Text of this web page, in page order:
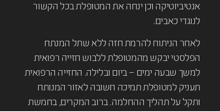
אנטיביוטיקה וכן ינחה את המטופלת בכל הקשור
לנוגדי כאבים.
לאחר הניתוח להרמת חזה ללא שתל המנתח
הפלסטי יבקש מהמטופלת ללבוש חזייה רפואית
למשך שבעה ימים – ביום ובלילה. החזייה הרפואית
תעניק למטופלת תמיכה חשובה לאזור המנותח
ותקל על תהליך ההחלמה. ברוב המקרים, בחמשת